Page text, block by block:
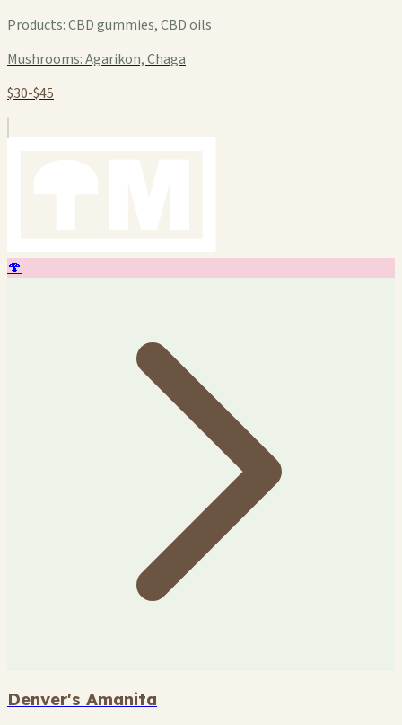
Products:CBD gummies, CBD oils
Mushrooms:Agarikon, Chaga
$30-$45
🍄
Denver's Amanita